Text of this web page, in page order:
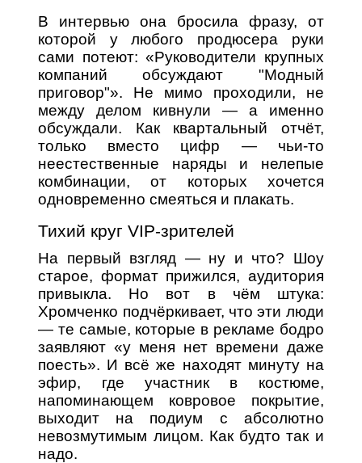
В интервью она бросила фразу, от
которой у любого продюсера руки
сами потеют: «Руководители крупных
компаний обсуждают "Модный
приговор"». Не мимо проходили, не
между делом кивнули — а именно
обсуждали. Как квартальный отчёт,
только вместо цифр — чьи-то
неестественные наряды и нелепые
комбинации, от которых хочется
одновременно смеяться и плакать.
Тихий круг VIP-зрителей
На первый взгляд — ну и что? Шоу
старое, формат прижился, аудитория
привыкла. Но вот в чём штука:
Хромченко подчёркивает, что эти люди
— те самые, которые в рекламе бодро
заявляют «у меня нет времени даже
поесть». И всё же находят минуту на
эфир, где участник в костюме,
напоминающем ковровое покрытие,
выходит на подиум с абсолютно
невозмутимым лицом. Как будто так и
надо.